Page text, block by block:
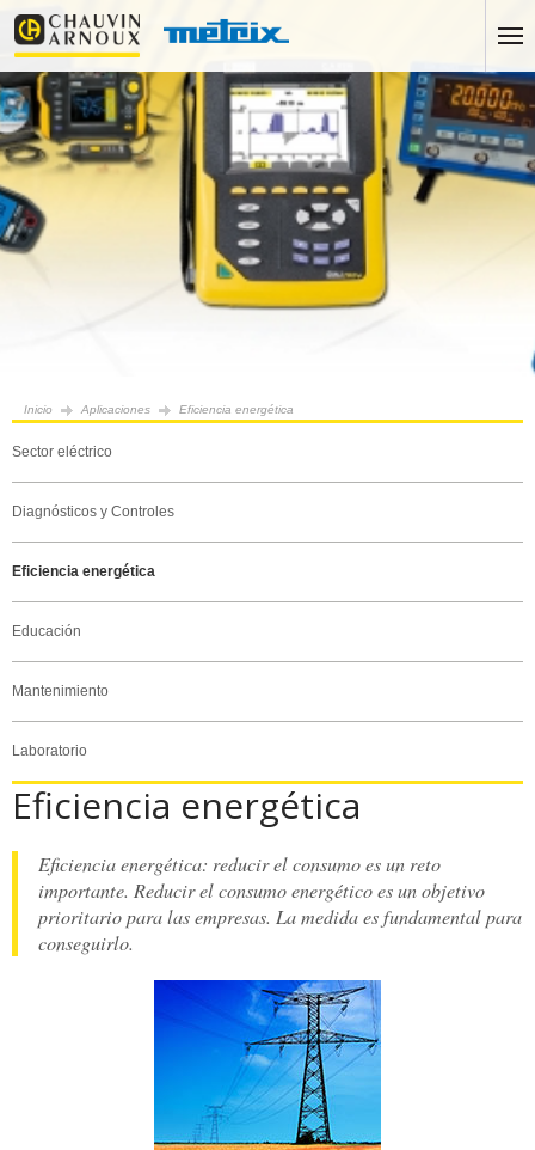
Inicio Aplicaciones Eficiencia energética
Sector eléctrico
Diagnósticos y Controles
Eficiencia energética
Educación
Mantenimiento
Laboratorio
Eficiencia energética
Eficiencia energética: reducir el consumo es un reto
importante. Reducir el consumo energético es un objetivo
prioritario para las empresas. La medida es fundamental para
conseguirlo.